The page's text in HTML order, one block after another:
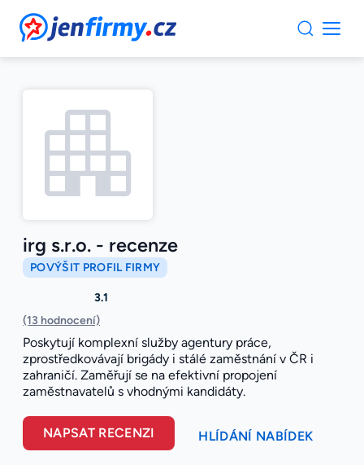
JenFirmy.cz
irg s.r.o. - recenze
POVÝŠIT PROFIL FIRMY
3.1
(13 hodnocení)
Poskytují komplexní služby agentury práce,
zprostředkovávají brigády i stálé zaměstnání v ČR i
zahraničí. Zaměřují se na efektivní propojení
zaměstnavatelů s vhodnými kandidáty.
NAPSAT RECENZI HLÍDÁNÍ NABÍDEK